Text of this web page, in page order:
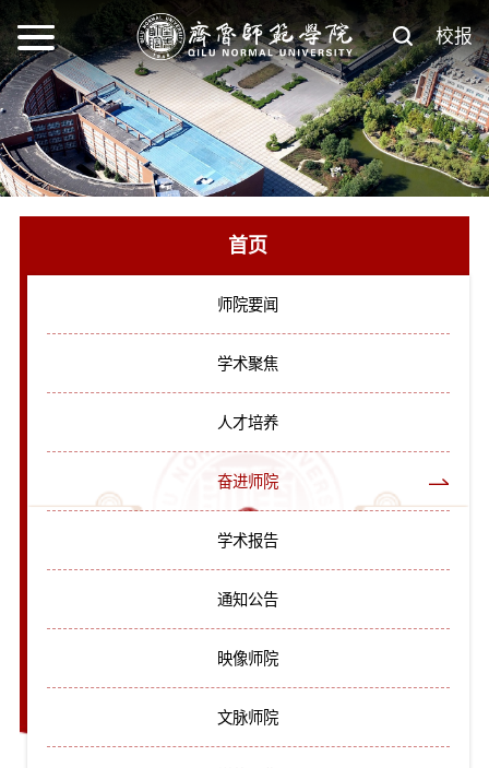
校报
首页
师院要闻
学术聚焦
人才培养
奋进师院
学术报告
通知公告
映像师院
文脉师院